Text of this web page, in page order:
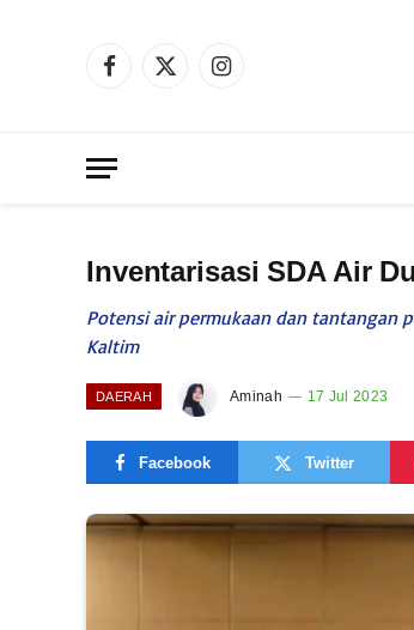
Facebook
X
Instagram
Inventarisasi SDA Air
Potensi air permukaan dan tantangan
Kaltim
DAERAH Aminah 17 Jul 2023
Facebook Twitter